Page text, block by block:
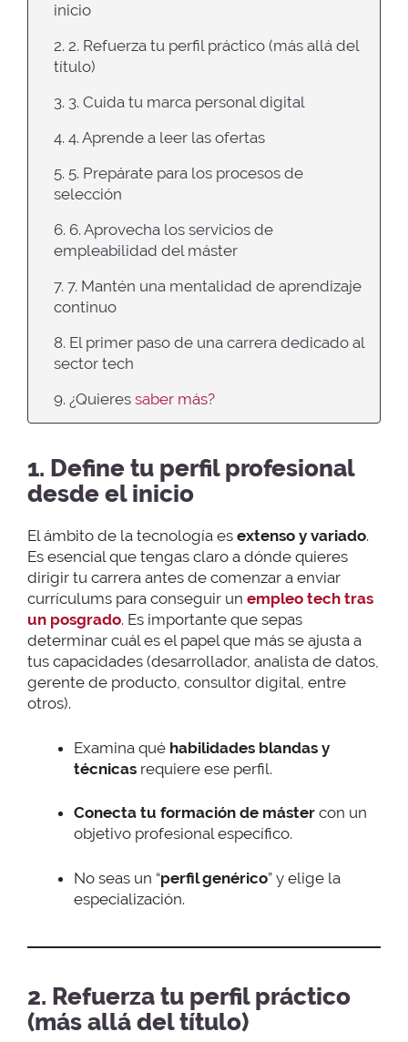
inicio
2. 2. Refuerza tu perfil práctico (más allá del
título)
3. 3. Cuida tu marca personal digital
4. 4. Aprende a leer las ofertas
5. 5. Prepárate para los procesos de
selección
6. 6. Aprovecha los servicios de
empleabilidad del máster
7. 7. Mantén una mentalidad de aprendizaje
continuo
8. El primer paso de una carrera dedicado al
sector tech
9. ¿Quieres saber más?
1. Define tu perfil profesional
desde el inicio
El ámbito de la tecnología es extenso y variado.
Es esencial que tengas claro a dónde quieres
dirigir tu carrera antes de comenzar a enviar
currículums para conseguir un empleo tech tras
un posgrado. Es importante que sepas
determinar cuál es el papel que más se ajusta a
tus capacidades (desarrollador, analista de datos,
gerente de producto, consultor digital, entre
otros).
Examina qué habilidades blandas y
técnicas requiere ese perfil.
Conecta tu formación de máster con un
objetivo profesional específico.
No seas un “perfil genérico” y elige la
especialización.
2. Refuerza tu perfil práctico
(más allá del título)